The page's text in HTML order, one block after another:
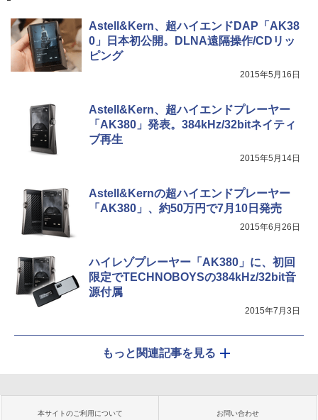
Astell&Kern、超ハイエンドDAP「AK38
0」日本初公開。DLNA遠隔操作/CDリッ
ピング
2015年5月16日
Astell&Kern、超ハイエンドプレーヤー
「AK380」発表。384kHz/32bitネイティ
ブ再生
2015年5月14日
Astell&Kernの超ハイエンドプレーヤー
「AK380」、約50万円で7月10日発売
2015年6月26日
ハイレゾプレーヤー「AK380」に、初回
限定でTECHNOBOYSの384kHz/32bit音
源付属
2015年7月3日
もっと関連記事を見る
本サイトのご利用について お問い合わせ